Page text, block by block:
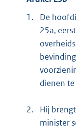
1.
De
25a,
dienen
2.
Hij
minister